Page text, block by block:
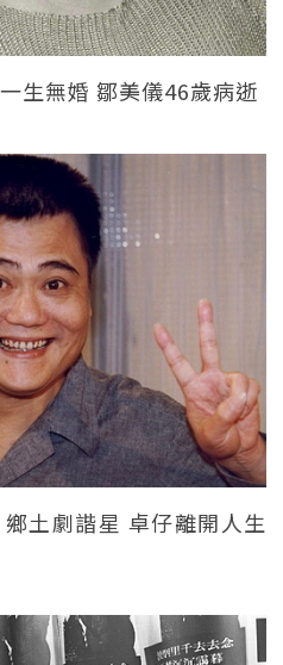
生無婚 鄒美儀46歲病逝
鄉土劇諧星 卓仔離開人生